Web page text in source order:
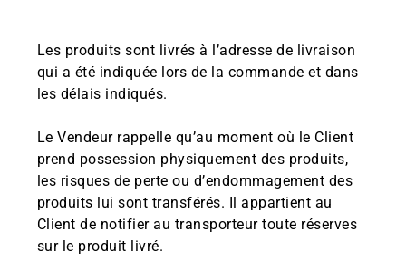
Les produits sont livrés à l’adresse de livraison
qui a été indiquée lors de la commande et dans
les délais indiqués.
Le Vendeur rappelle qu’au moment où le Client
prend possession physiquement des produits,
les risques de perte ou d’endommagement des
produits lui sont transférés. Il appartient au
Client de notifier au transporteur toute réserves
sur le produit livré.